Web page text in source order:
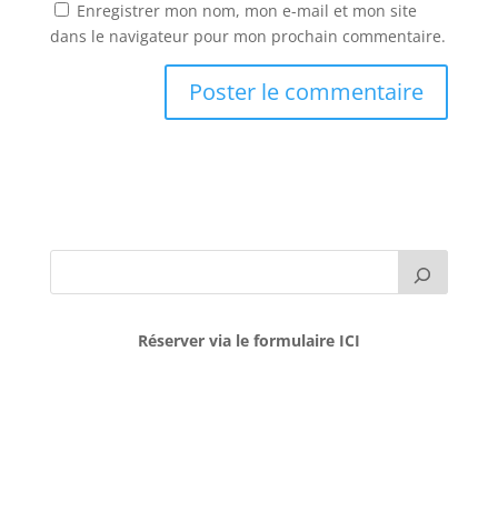
Enregistrer mon nom, mon e-mail et mon site
dans le navigateur pour mon prochain commentaire.
Réserver via le formulaire ICI